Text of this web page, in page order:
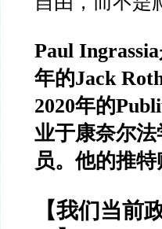
Paul Ingrassia
年的Jack
2020年的
业于康奈尔
员。他的推特
【我们当前